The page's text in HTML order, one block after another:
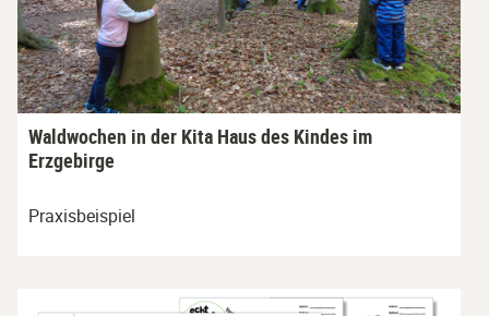
Waldwochen in der Kita Haus des Kindes im
Erzgebirge
Praxisbeispiel